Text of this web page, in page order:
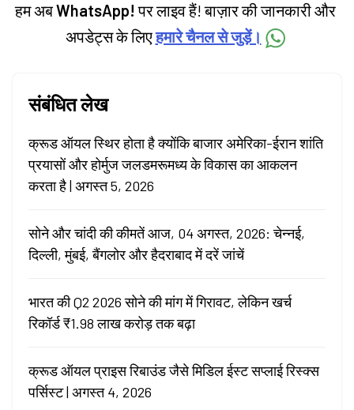
हम अबWhatsApp! पर लाइव हैं! बाज़ार की जानकारी और
अपडेट्स के लिएहमारे चैनल से जुड़ें।
संबंधित लेख
क्रूड ऑयल स्थिर होता है क्योंकि बाजार अमेरिका-ईरान शांति
प्रयासों और होर्मुज जलडमरूमध्य के विकास का आकलन
करता है | अगस्त 5, 2026
सोने और चांदी की कीमतें आज, 04 अगस्त, 2026: चेन्नई,
दिल्ली, मुंबई, बैंगलोर और हैदराबाद में दरें जांचें
भारत की Q2 2026 सोने की मांग में गिरावट, लेकिन खर्च
रिकॉर्ड ₹1.98 लाख करोड़ तक बढ़ा
क्रूड ऑयल प्राइस रिबाउंड जैसे मिडिल ईस्ट सप्लाई रिस्क्स
पर्सिस्ट | अगस्त 4, 2026